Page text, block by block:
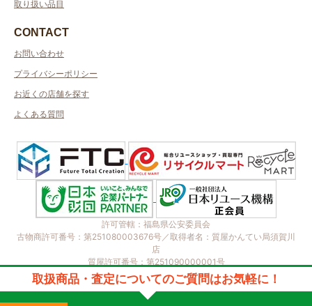
取り扱い品目
CONTACT
お問い合わせ
プライバシーポリシー
お近くの店舗を探す
よくある質問
許可管轄：福島県公安委員会
古物商許可番号：第251080003676号／取得者名：質屋かんてい局須賀川
店
質屋許可番号：第251090000001号
2023 © kanteikyoku.jp allrights reseved.
取扱商品・査定についてのご質問はお気軽に！